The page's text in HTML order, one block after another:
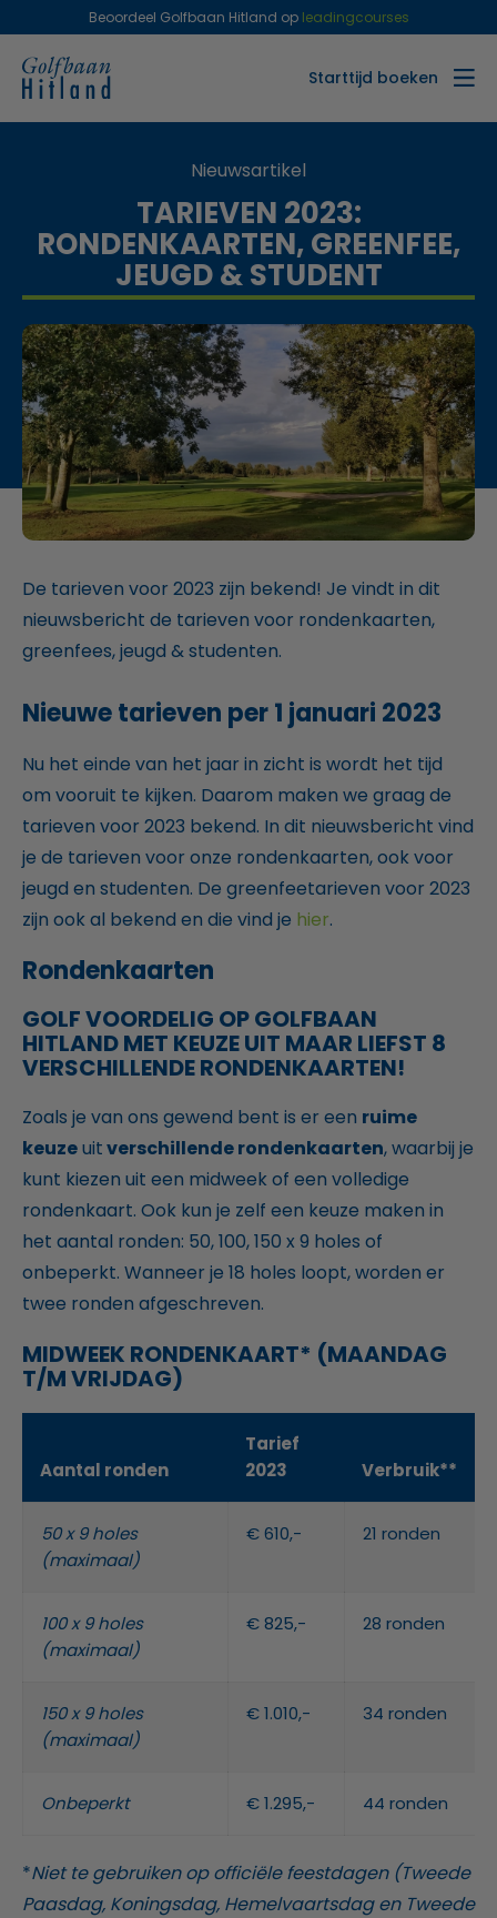
Beoordeel Golfbaan Hitland op leadingcourses
Starttijd boeken
Nieuwsartikel
TARIEVEN 2023:
RONDENKAARTEN, GREENFEE,
JEUGD & STUDENT
De tarieven voor 2023 zijn bekend! Je vindt in dit
nieuwsbericht de tarieven voor rondenkaarten,
greenfees, jeugd & studenten.
Nieuwe tarieven per 1 januari 2023
Nu het einde van het jaar in zicht is wordt het tijd
om vooruit te kijken. Daarom maken we graag de
tarieven voor 2023 bekend. In dit nieuwsbericht vind
je de tarieven voor onze rondenkaarten, ook voor
jeugd en studenten. De greenfeetarieven voor 2023
zijn ook al bekend en die vind je hier.
Rondenkaarten
GOLF VOORDELIG OP GOLFBAAN
HITLAND MET KEUZE UIT MAAR LIEFST 8
VERSCHILLENDE RONDENKAARTEN!
Zoals je van ons gewend bent is er een ruime
keuzeuitverschillende rondenkaarten, waarbij je
kunt kiezen uit een midweek of een volledige
rondenkaart. Ook kun je zelf een keuze maken in
het aantal ronden: 50, 100, 150 x 9 holes of
onbeperkt. Wanneer je 18 holes loopt, worden er
twee ronden afgeschreven.
MIDWEEK RONDENKAART* (MAANDAG
T/M VRIJDAG)
Aantal ronden
Tarief
2023
Verbruik**
50 x 9 holes
(maximaal)
€ 610,- 21 ronden
100 x 9 holes
(maximaal)
€ 825,- 28 ronden
150 x 9 holes
(maximaal)
€ 1.010,- 34 ronden
Onbeperkt € 1.295,- 44 ronden
*Niet te gebruiken op officiële feestdagen (Tweede
Paasdag, Koningsdag, Hemelvaartsdag en Tweede